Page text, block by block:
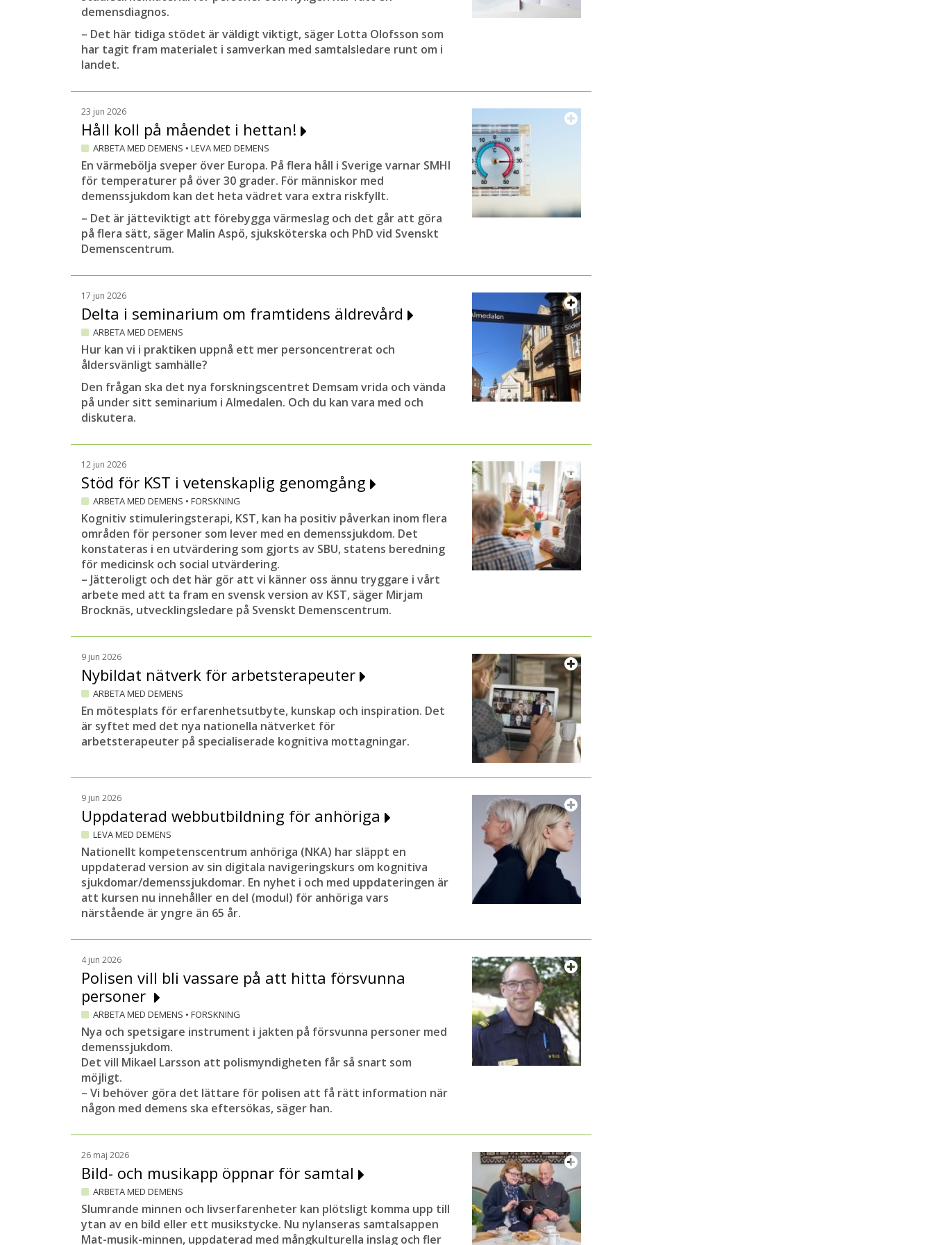
Magnus Westlander
demensdiagnos.
– Det här tidiga stödet är väldigt viktigt, säger Lotta Olofsson som
har tagit fram materialet i samverkan med samtalsledare runt om i
landet.
23 jun 2026
Håll koll på måendet i hettan!
ARBETA MED DEMENS • LEVA MED DEMENS
En värmebölja sveper över Europa. På flera håll i Sverige varnar SMHI
för temperaturer på över 30 grader. För människor med
demenssjukdom kan det heta vädret vara extra riskfyllt.
– Det är jätteviktigt att förebygga värmeslag och det går att göra
på flera sätt, säger Malin Aspö, sjuksköterska och PhD vid Svenskt
Demenscentrum.
17 jun 2026
Delta i seminarium om framtidens äldrevård
ARBETA MED DEMENS
Hur kan vi i praktiken uppnå ett mer personcentrerat och
åldersvänligt samhälle?
Den frågan ska det nya forskningscentret Demsam vrida och vända
på under sitt seminarium i Almedalen. Och du kan vara med och
diskutera.
12 jun 2026
Stöd för KST i vetenskaplig genomgång
ARBETA MED DEMENS • FORSKNING
Kognitiv stimuleringsterapi, KST, kan ha positiv påverkan inom flera
områden för personer som lever med en demenssjukdom. Det
konstateras i en utvärdering som gjorts av SBU, statens beredning
för medicinsk och social utvärdering.
– Jätteroligt och det här gör att vi känner oss ännu tryggare i vårt
arbete med att ta fram en svensk version av KST, säger Mirjam
Brocknäs, utvecklingsledare på Svenskt Demenscentrum.
9 jun 2026
Nybildat nätverk för arbetsterapeuter
ARBETA MED DEMENS
En mötesplats för erfarenhetsutbyte, kunskap och inspiration. Det
är syftet med det nya nationella nätverket för
arbetsterapeuter på specialiserade kognitiva mottagningar.
9 jun 2026
Uppdaterad webbutbildning för anhöriga
LEVA MED DEMENS
Nationellt kompetenscentrum anhöriga (NKA) har släppt en
uppdaterad version av sin digitala navigeringskurs om kognitiva
sjukdomar/demenssjukdomar. En nyhet i och med uppdateringen är
att kursen nu innehåller en del (modul) för anhöriga vars
närstående är yngre än 65 år.
4 jun 2026
Polisen vill bli vassare på att hitta försvunna
personer
ARBETA MED DEMENS • FORSKNING
Nya och spetsigare instrument i jakten på försvunna personer med
demenssjukdom.
Det vill Mikael Larsson att polismyndigheten får så snart som
möjligt.
– Vi behöver göra det lättare för polisen att få rätt information när
någon med demens ska eftersökas, säger han.
26 maj 2026
Bild- och musikapp öppnar för samtal
ARBETA MED DEMENS
Slumrande minnen och livserfarenheter kan plötsligt komma upp till
ytan av en bild eller ett musikstycke. Nu nylanseras samtalsappen
Mat-musik-minnen, uppdaterad med mångkulturella inslag och fler